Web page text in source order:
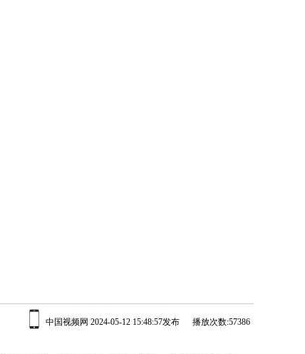
中国视频网 2024-05-12 15:48:57发布 播放次数:57386